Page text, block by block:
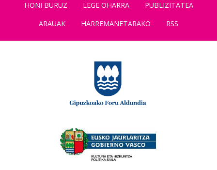
HONI BURUZ LEGE OHARRA
PUBLIZITATEA
ARAUAK
HARREMANETARAKO RSS